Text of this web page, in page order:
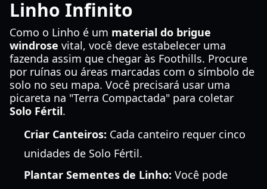
Linho Infinito
Como o Linho é um material do brigue
windrose vital, você deve estabelecer uma
fazenda assim que chegar às Foothills. Procure
por ruínas ou áreas marcadas com o símbolo de
solo no seu mapa. Você precisará usar uma
picareta na "Terra Compactada" para coletar
Solo Fértil.
Criar Canteiros: Cada canteiro requer cinco
unidades de Solo Fértil.
Plantar Sementes de Linho: Você pode